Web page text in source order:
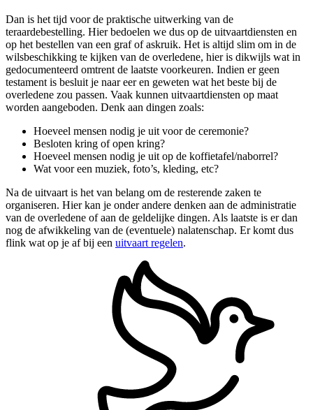
Dan is het tijd voor de praktische uitwerking van de
teraardebestelling. Hier bedoelen we dus op de uitvaartdiensten en
op het bestellen van een graf of askruik. Het is altijd slim om in de
wilsbeschikking te kijken van de overledene, hier is dikwijls wat in
gedocumenteerd omtrent de laatste voorkeuren. Indien er geen
testament is besluit je naar eer en geweten wat het beste bij de
overledene zou passen. Vaak kunnen uitvaartdiensten op maat
worden aangeboden. Denk aan dingen zoals:
Hoeveel mensen nodig je uit voor de ceremonie?
Besloten kring of open kring?
Hoeveel mensen nodig je uit op de koffietafel/naborrel?
Wat voor een muziek, foto’s, kleding, etc?
Na de uitvaart is het van belang om de resterende zaken te
organiseren. Hier kan je onder andere denken aan de administratie
van de overledene of aan de geldelijke dingen. Als laatste is er dan
nog de afwikkeling van de (eventuele) nalatenschap. Er komt dus
flink wat op je af bij een uitvaart regelen.